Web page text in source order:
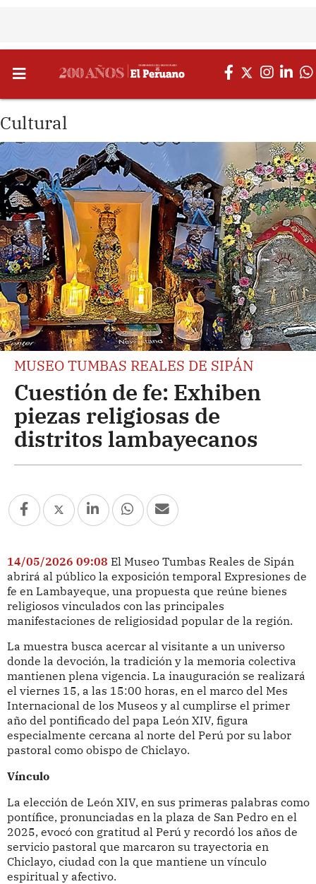
Cultural
MUSEO TUMBAS REALES DE SIPÁN
Cuestión de fe: Exhiben
piezas religiosas de
distritos lambayecanos
14/05/2026 09:08 El Museo Tumbas Reales de Sipán
abrirá al público la exposición temporal Expresiones de
fe en Lambayeque, una propuesta que reúne bienes
religiosos vinculados con las principales
manifestaciones de religiosidad popular de la región.
La muestra busca acercar al visitante a un universo
donde la devoción, la tradición y la memoria colectiva
mantienen plena vigencia. La inauguración se realizará
el viernes 15, a las 15:00 horas, en el marco del Mes
Internacional de los Museos y al cumplirse el primer
año del pontificado del papa León XIV, figura
especialmente cercana al norte del Perú por su labor
pastoral como obispo de Chiclayo.
Vínculo
La elección de León XIV, en sus primeras palabras como
pontífice, pronunciadas en la plaza de San Pedro en el
2025, evocó con gratitud al Perú y recordó los años de
servicio pastoral que marcaron su trayectoria en
Chiclayo, ciudad con la que mantiene un vínculo
espiritual y afectivo.